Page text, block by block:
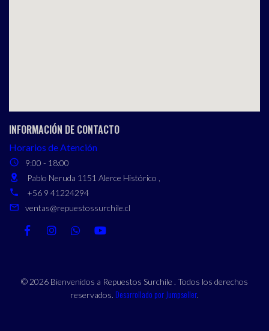
INFORMACIÓN DE CONTACTO
Horarios de Atención
9:00 - 18:00
Pablo Neruda 1151 Alerce Histórico ,
+56 9 41224294
ventas@repuestossurchile.cl
© 2026 Bienvenidos a Repuestos Surchile . Todos los derechos
reservados. Desarrollado por Jumpseller.